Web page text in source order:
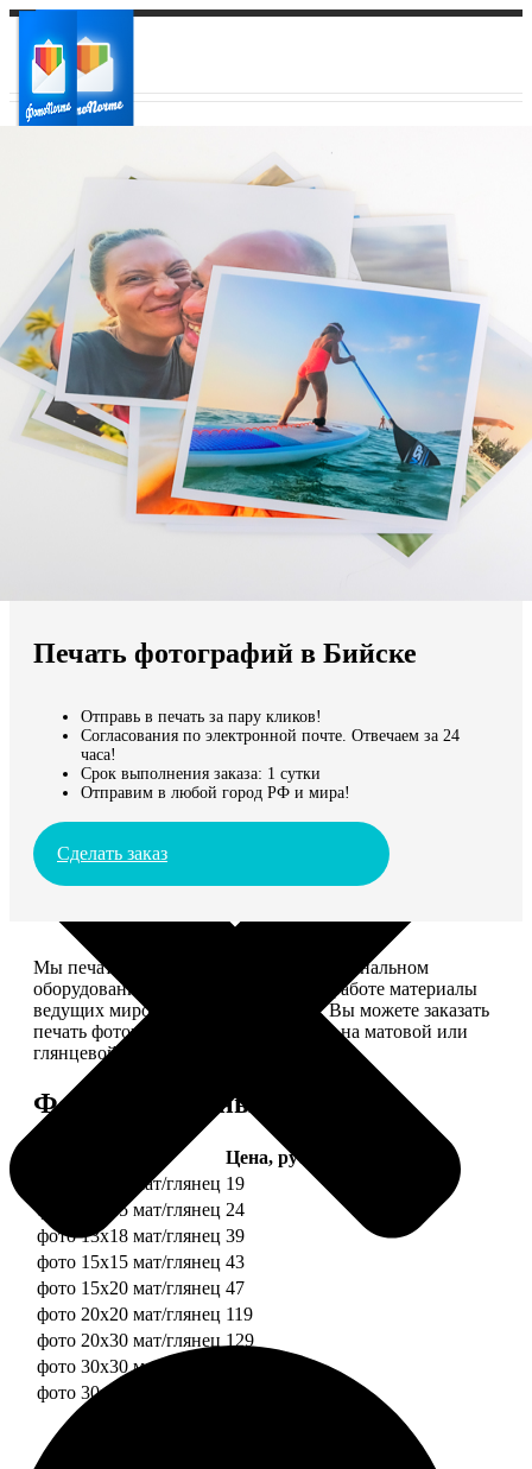
Ваш регион доставки
Выберите из списка:
Мы доставляем по всему миру
Продолжить без города
Печать фотографий в Бийске
Отправь в печать за пару кликов!
Согласования по электронной почте. Отвечаем за 24
часа!
Срок выполнения заказа: 1 сутки
Отправим в любой город РФ и мира!
Сделать заказ
Мы печатаем фотографии на профессиональном
оборудовании Noritsu, используем в работе материалы
ведущих мировых производителей. Вы можете заказать
печать фотографий разных форматов на матовой или
глянцевой фотобумаге.
Форматы и цены
Цена, руб.
фото 10х10 мат/глянец 19
фото 10х15 мат/глянец 24
фото 13х18 мат/глянец 39
фото 15х15 мат/глянец 43
фото 15х20 мат/глянец 47
фото 20х20 мат/глянец 119
фото 20х30 мат/глянец 129
фото 30х30 мат/глянец
фото 30х40 мат/глянец